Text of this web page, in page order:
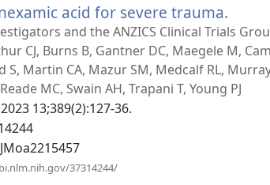
窗
口）
acid for severe trauma.
开
新
窗
口）
and the ANZICS Clinical Trials
CJ, Burns B, Gantner DC, Maegele M,
Martin CA, Mazur SM, Medcalf RL, Murray
MC, Swain AH, Trapani T, Young PJ
13;389(2):127-36.
37314244/